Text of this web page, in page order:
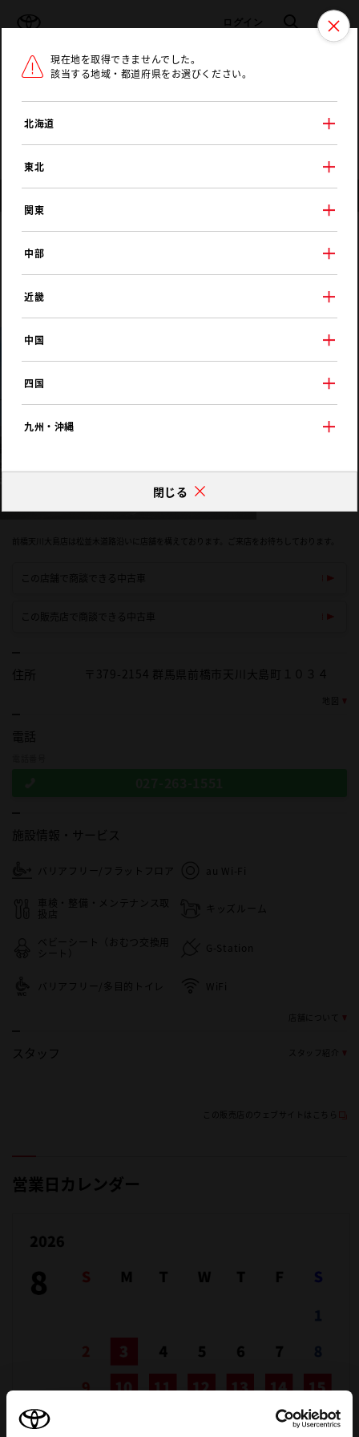
ログイン 検索 メニュ
ラインアップ オーナーサポート
現在地を取得できませんでした。
該当する地域・都道府県をお選びください。
北海道
東北
関東
中部
近畿
中国
四国
九州・沖縄
閉じる
トヨタ認定中古車 メニュー
群馬トヨタ自動車
前橋天川大島店
前橋天川大島店は松並木道路沿いに店舗を構えております。ご来店をお待ちしております。
この店舗で商談できる中古車
この販売店で商談できる中古車
住所 〒379-2154 群馬県前橋市天川大島町１０３４
電話
施設情報・ サービス
バリアフリー/フラットフロア au Wi-Fi
車検・整備・メンテナンス取
扱店
キッズルーム
ベビーシート（おむつ交換用
シート）
G-Station
バリアフリー/多目的トイレ WiFi
スタッフ スタッフ紹介
営業日カレンダー